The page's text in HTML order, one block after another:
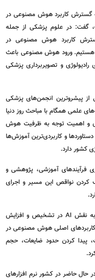
به گسترش کاربرد هوش مصنوعی در
در علوم پزشکی از جمله
کاربرد هوش مصنوعی در
ورود هوش مصنوعی باعث
و تصویربرداری پزشکی
از پیشروترین انجمن‌های پزشکی
علمی همگام با مباحث روز دنیا
و اهمیت توجه به ظرفیت هوش
و کاربردی‌ترین آموزش‌ها
کشور دارد.
فرآیند‌های آموزشی، پژوهشی و
نواقص این مسیر و اجرای
عضو هیئت مدیره انجمن رادیولوژی با اشاره به نقش AI در تشخیص و افزایش
اصلی هوش مصنوعی در
پیدا کردن حدود ضایعات، حجم
حاضر در کشور نرم افزار‌های